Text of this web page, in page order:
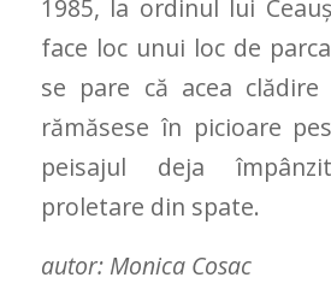
1985, la ordinul lui
face loc unui loc de
se pare că acea clădire
rămăsese în picioare
peisajul deja
proletare din spate.
autor: Monica Cosac